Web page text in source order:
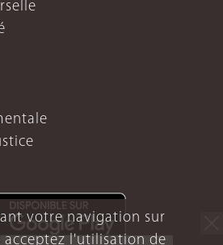
votre navigation sur
acceptez l'utilisation de